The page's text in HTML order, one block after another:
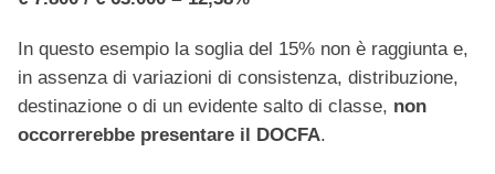
In questo esempio la soglia del 15% non è raggiunta e,
in assenza di variazioni di consistenza, distribuzione,
destinazione o di un evidente salto di classe, non
occorrerebbe presentare il DOCFA.